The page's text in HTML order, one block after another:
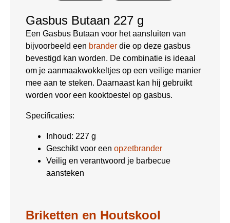
Gasbus Butaan 227 g
Een Gasbus Butaan voor het aansluiten van
bijvoorbeeld een brander die op deze gasbus
bevestigd kan worden. De combinatie is ideaal
om je aanmaakwokkeltjes op een veilige manier
mee aan te steken. Daarnaast kan hij gebruikt
worden voor een kooktoestel op gasbus.
Specificaties:
Inhoud: 227 g
Geschikt voor een opzetbrander
Veilig en verantwoord je barbecue
aansteken
Briketten en Houtskool